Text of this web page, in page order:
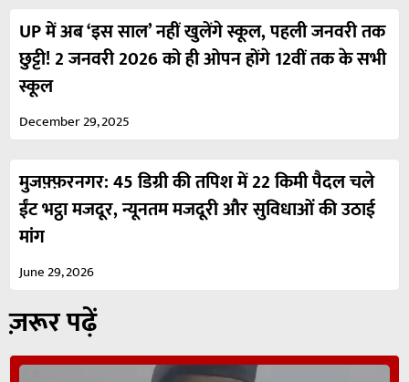
UP में अब ‘इस साल’ नहीं खुलेंगे स्कूल, पहली जनवरी तक
छुट्टी! 2 जनवरी 2026 को ही ओपन होंगे 12वीं तक के सभी
स्कूल
December 29, 2025
मुजफ़्फ़रनगर: 45 डिग्री की तपिश में 22 किमी पैदल चले
ईंट भट्ठा मजदूर, न्यूनतम मजदूरी और सुविधाओं की उठाई
मांग
June 29, 2026
ज़रूर पढ़ें